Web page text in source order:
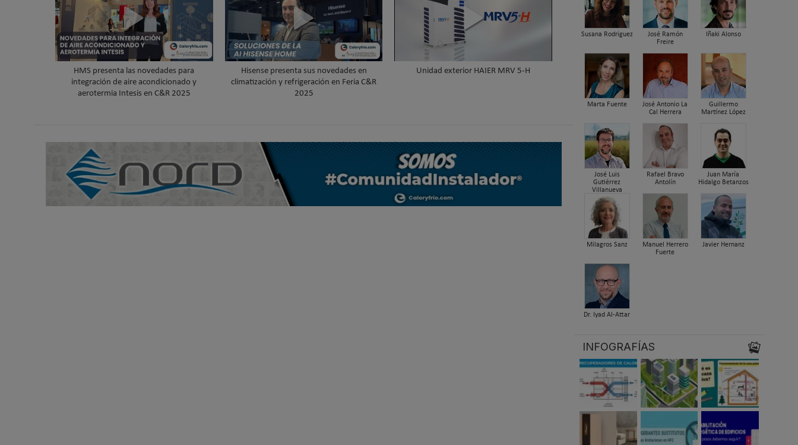
HMS presenta las novedades para
integración de aire acondicionado y
aerotermia Intesis en C&R 2025
Hisense presenta sus novedades en
climatización y refrigeración en Feria C&R
2025
Unidad exterior HAIER MRV 5-H
Susana Rodriguez
José Ramón
Freire
Iñaki Alonso
Marta Fuente
José Antonio La
Cal Herrera
Guillermo
Martínez López
José Luis
Gutiérrez
Villanueva
Rafael Bravo
Antolín
Juan María
Hidalgo Betanzos
Milagros Sanz
Manuel Herrero
Fuerte
Javier Hernanz
Dr. Iyad Al-Attar
INFOGRAFÍAS